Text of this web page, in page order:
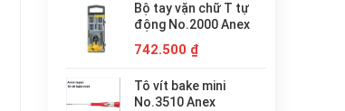
Bộ tay vặn chữ T tự
động No.2000 Anex
742.500 ₫
Tô vít bake mini
No.3510 Anex